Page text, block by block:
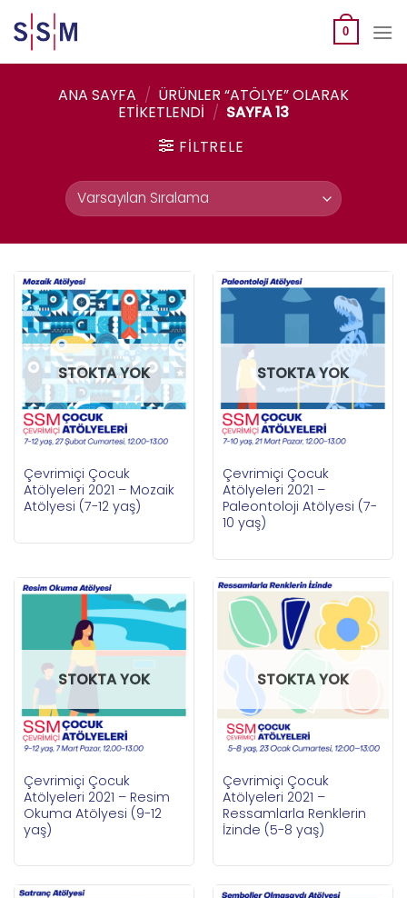
to
content
0
ANA SAYFA / ÜRÜNLER “ATÖLYE” OLARAK
ETIKETLENDI / SAYFA 13
FILTRELE
STOKTA YOK
Çevrimiçi Çocuk
Atölyeleri 2021 – Mozaik
Atölyesi (7-12 yaş)
STOKTA YOK
Çevrimiçi Çocuk
Atölyeleri 2021 –
Paleontoloji Atölyesi (7-
10 yaş)
STOKTA YOK
Çevrimiçi Çocuk
Atölyeleri 2021 – Resim
Okuma Atölyesi (9-12
yaş)
STOKTA YOK
Çevrimiçi Çocuk
Atölyeleri 2021 –
Ressamlarla Renklerin
İzinde (5-8 yaş)